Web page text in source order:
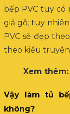
bếp PVC tuy có
giả gỗ; tuy
PVC sẽ đẹp
theo kiểu
Xem thêm:
Vậy làm tủ
không?